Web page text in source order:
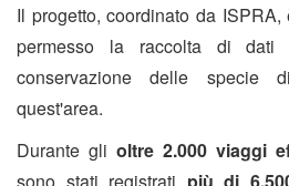
Il progetto, coordinato da
permesso la raccolta di dati
conservazione delle specie
quest'area.
Durante gli oltre 2.000 viaggi